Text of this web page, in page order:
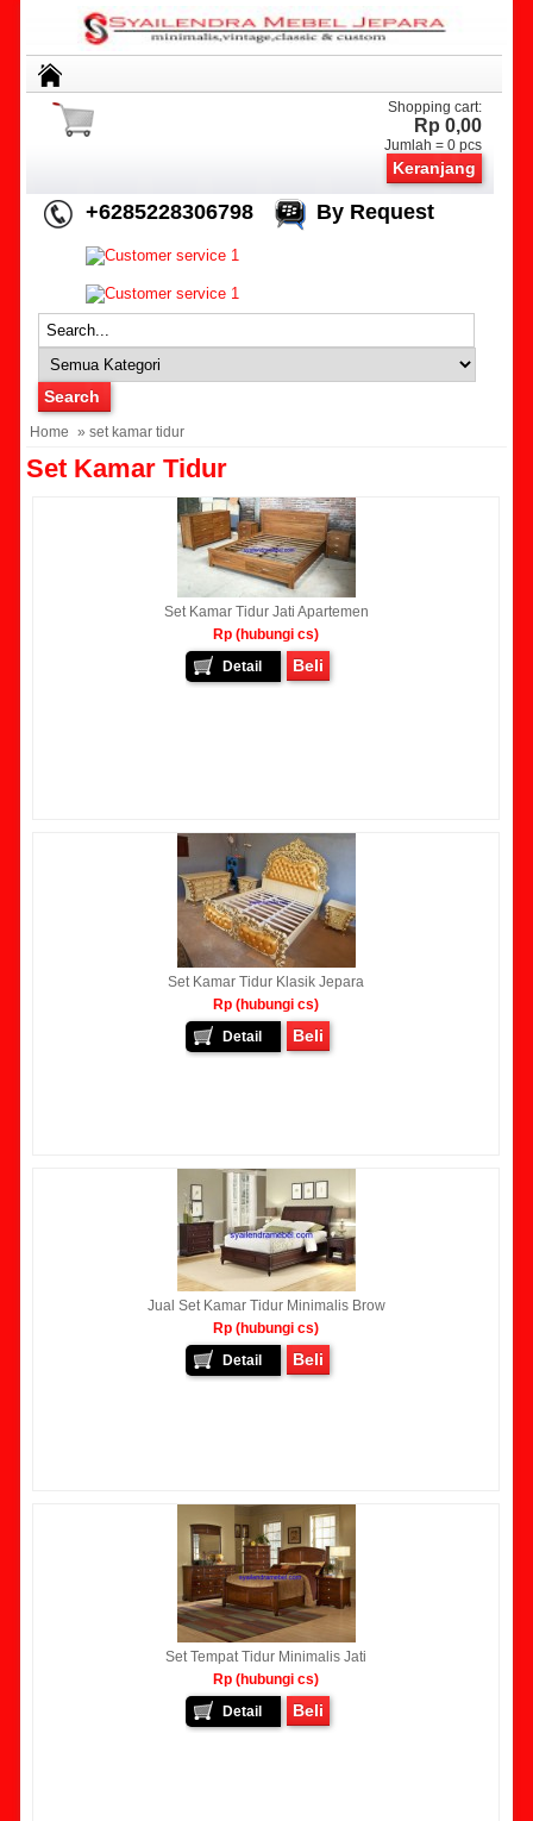
Shopping cart:
Rp 0,00
Jumlah =0 pcs
Keranjang
+6285228306798 By Request
Home » set kamar tidur
Set Kamar Tidur
Set Kamar Tidur Jati Apartemen
Rp (hubungi cs)
Detail
Beli
Set Kamar Tidur Klasik Jepara
Rp (hubungi cs)
Detail
Beli
Jual Set Kamar Tidur Minimalis Brow
Rp (hubungi cs)
Detail
Beli
Set Tempat Tidur Minimalis Jati
Rp (hubungi cs)
Detail
Beli